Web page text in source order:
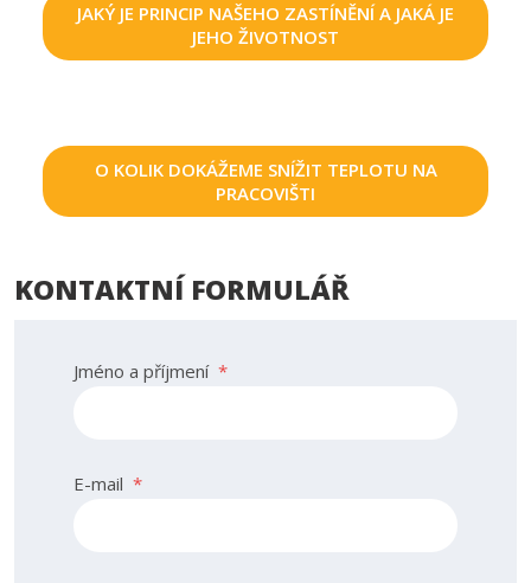
JAKÝ JE PRINCIP NAŠEHO ZASTÍNĚNÍ A JAKÁ JE
JEHO ŽIVOTNOST
O KOLIK DOKÁŽEME SNÍŽIT TEPLOTU NA
PRACOVIŠTI
KONTAKTNÍ FORMULÁŘ
Jméno a příjmení *
E-mail *